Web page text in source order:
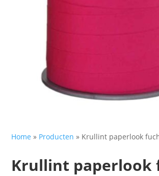
Home » Producten » Krullint paperlook
Krullint paperlook